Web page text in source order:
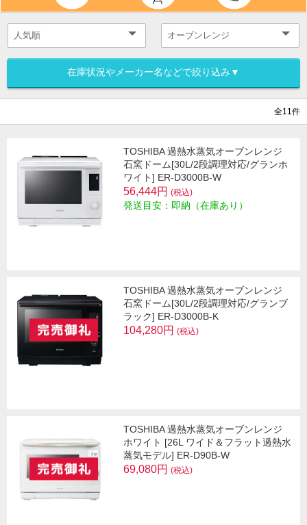
在庫状況やメーカー名などで絞り込み▼
全11件
TOSHIBA 過熱水蒸気オーブンレンジ
石窯ドーム[30L/2段調理対応/グランホ
ワイト] ER-D3000B-W
56,444円 (税込)
発送目安：即納（在庫あり）
TOSHIBA 過熱水蒸気オーブンレンジ
石窯ドーム[30L/2段調理対応/グランブ
ラック] ER-D3000B-K
104,280円 (税込)
TOSHIBA 過熱水蒸気オーブンレンジ
ホワイト [26L ワイド＆フラット過熱水
蒸気モデル] ER-D90B-W
69,080円 (税込)